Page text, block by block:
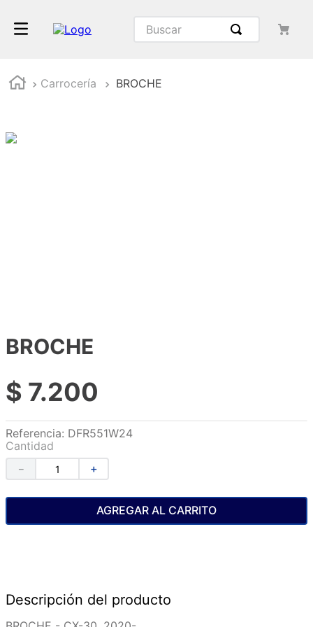
Carrocería BROCHE
BROCHE
$ 7.200
Referencia: DFR551W24
Cantidad
＋
－
AGREGAR AL CARRITO
Descripción del producto